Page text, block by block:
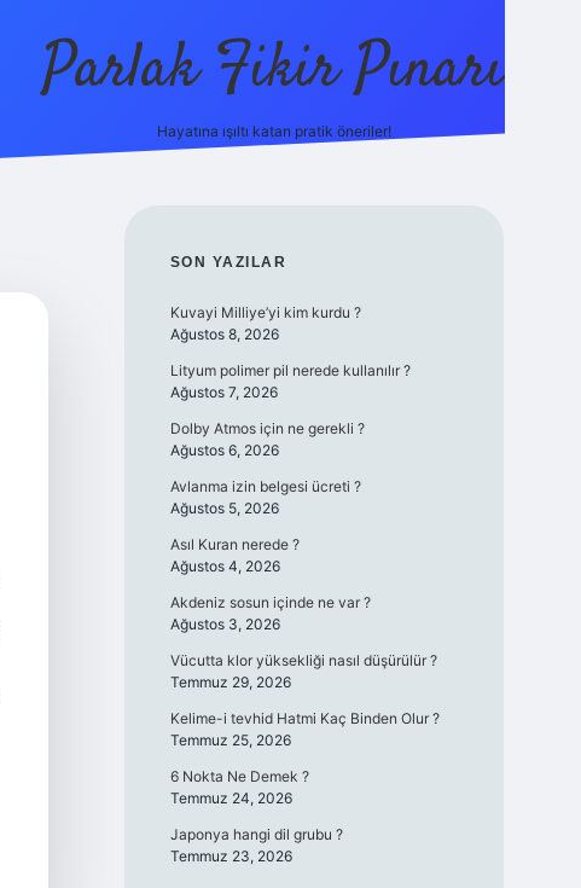
Parlak Fikir Pınarı
Hayatına ışıltı katan pratik öneriler!
SIDEBAR
SON YAZILAR
Kuvayi Milliye’yi kim kurdu ?
Ağustos 8, 2026
Lityum polimer pil nerede kullanılır ?
Ağustos 7, 2026
Dolby Atmos için ne gerekli ?
Ağustos 6, 2026
Avlanma izin belgesi ücreti ?
Ağustos 5, 2026
Asıl Kuran nerede ?
Ağustos 4, 2026
Akdeniz sosun içinde ne var ?
Ağustos 3, 2026
Vücutta klor yüksekliği nasıl düşürülür ?
Temmuz 29, 2026
Kelime-i tevhid Hatmi Kaç Binden Olur ?
Temmuz 25, 2026
6 Nokta Ne Demek ?
Temmuz 24, 2026
Japonya hangi dil grubu ?
Temmuz 23, 2026